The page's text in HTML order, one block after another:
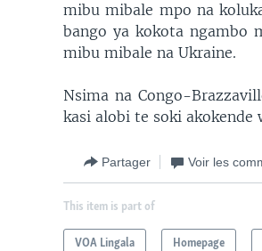
mibu mibale mpo na
bango ya kokota ngambo
mibu mibale na Ukraine.
Nsima na Congo-
kasi alobi te soki akokende
Partager Voir les
This item is part of
VOA Lingala Homepage